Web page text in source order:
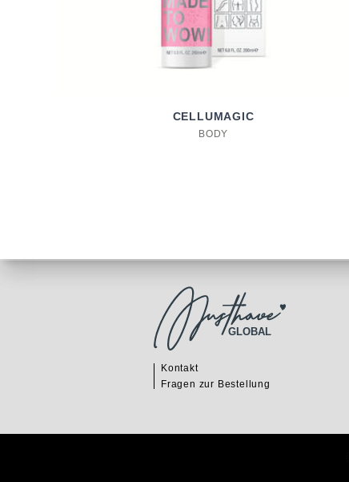
CELLUMAGIC
BODY
GLOBAL
Kontakt
Fragen zur Bestellung